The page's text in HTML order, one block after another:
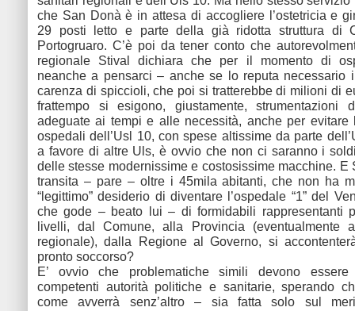
che San Donà è in attesa di accogliere l’ostetricia e
29 posti letto e parte della già ridotta struttura di
Portogruaro. C’è poi da tener conto che
regionale Stival dichiara che per il momento di
neanche a pensarci – anche se lo reputa necessario
carenza di spiccioli, che poi si tratterebbe di milioni di
frattempo si esigono, giustamente, strumentazioni
adeguate ai tempi e alle necessità, anche per evitare
ospedali dell’Usl 10, con spese altissime da parte
a favore di altre Uls, è ovvio che non ci saranno i
delle stesse modernissime e costosissime macchine. E
transita – pare – oltre i 45mila abitanti, che non ha
“legittimo” desiderio di diventare l’ospedale “1” del
che gode – beato lui – di formidabili rappresentanti
livelli, dal Comune, alla Provincia (eventualmente
regionale), dalla Regione al Governo, si
pronto soccorso?
E’ ovvio che problematiche simili devono
competenti autorità politiche e sanitarie, sperando
come avverrà senz’altro – sia fatta solo sul